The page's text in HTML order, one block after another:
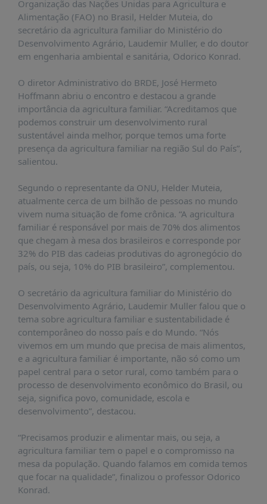
DADOS
FRENTE
PARLAMENTAR
SOBRE
A
FRENTE
MATERIAIS
INFORMAÇÕES
E
EVENTOS
INSCRIÇÕES
MATERIAIS
DISPONÍVEIS
PUBLICAÇÕES
REVISTA
RUMOS
LIVROS
ESTUDOS
NOTÍCIAS
PRÊMIO
ABDE-
BID
PRÊMIO
ABDE
DE
JORNALISMO
SABER
Organização das Nações Unidas para Agricultura e
Alimentação (FAO) no Brasil, Helder Muteia, do
secretário da agricultura familiar do Ministério do
Desenvolvimento Agrário, Laudemir Muller, e do doutor
em engenharia ambiental e sanitária, Odorico Konrad.
O diretor Administrativo do BRDE, José Hermeto
Hoffmann abriu o encontro e destacou a grande
importância da agricultura familiar. “Acreditamos que
podemos construir um desenvolvimento rural
sustentável ainda melhor, porque temos uma forte
presença da agricultura familiar na região Sul do País”,
salientou.
Segundo o representante da ONU, Helder Muteia,
atualmente cerca de um bilhão de pessoas no mundo
vivem numa situação de fome crônica. “A agricultura
familiar é responsável por mais de 70% dos alimentos
que chegam à mesa dos brasileiros e corresponde por
32% do PIB das cadeias produtivas do agronegócio do
país, ou seja, 10% do PIB brasileiro”, complementou.
O secretário da agricultura familiar do Ministério do
Desenvolvimento Agrário, Laudemir Muller falou que o
tema sobre agricultura familiar e sustentabilidade é
contemporâneo do nosso país e do Mundo. “Nós
vivemos em um mundo que precisa de mais alimentos,
e a agricultura familiar é importante, não só como um
papel central para o setor rural, como também para o
processo de desenvolvimento econômico do Brasil, ou
seja, significa povo, comunidade, escola e
desenvolvimento”, destacou.
“Precisamos produzir e alimentar mais, ou seja, a
agricultura familiar tem o papel e o compromisso na
mesa da população. Quando falamos em comida temos
que focar na qualidade”, finalizou o professor Odorico
Konrad.